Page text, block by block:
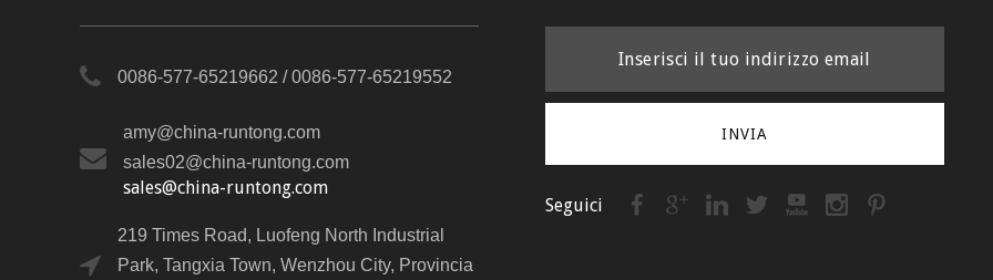
0086-577-65219662 / 0086-577-65219552
amy@china-runtong.com
sales02@china-runtong.com
sales@china-runtong.com
219 Times Road, Luofeng North Industrial
Park, Tangxia Town, Wenzhou City, Provincia
INVIA
Seguici